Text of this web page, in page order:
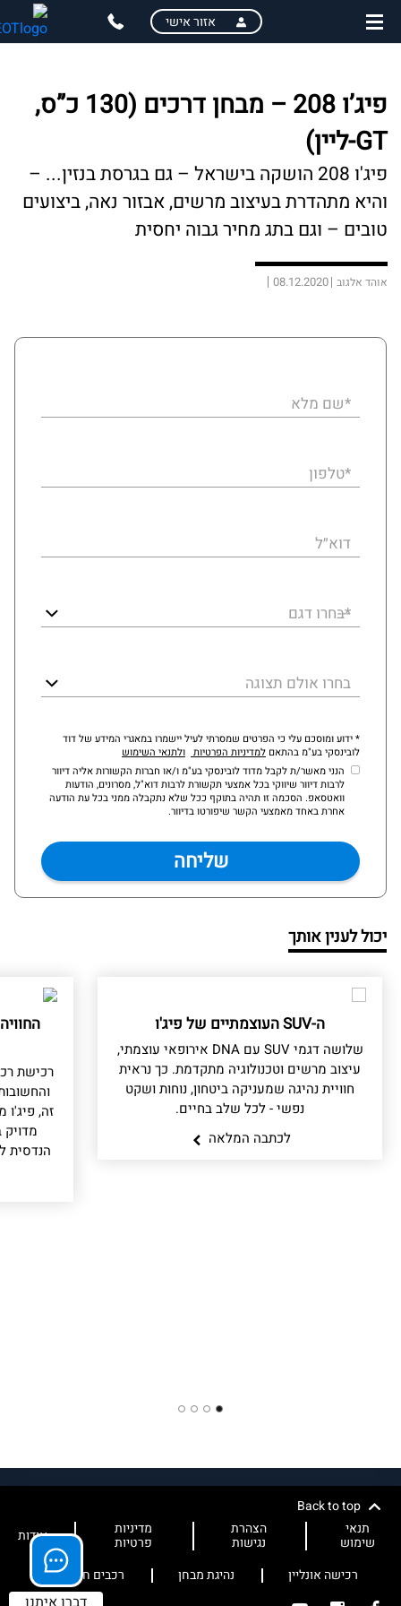
skip
skip
אזור אישי
פיג’ו 208 – מבחן דרכים (130 כ”ס,
GT-ליין)
פיג'ו 208 הושקה בישראל – גם בגרסת בנזין... –
והיא מתהדרת בעיצוב מרשים, אבזור נאה, ביצועים
טובים – וגם בתג מחיר גבוה יחסית
אוהד אלגוב 08.12.2020
*שם מלא
*טלפון
דוא״ל
*בחרו דגם
בחרו אולם תצוגה
* ידוע ומוסכם עלי כי הפרטים שמסרתי לעיל יישמרו במאגרי המידע של דוד
לובינסקי בע"מ בהתאםלמדיניות הפרטיות ולתנאי השימוש
הנני מאשר/ת לקבל מדוד לובינסקי בע"מ ו/או חברות הקשורות אליה דיוור
לרבות דיוור שיווקי בכל אמצעי תקשורת לרבות דוא"ל, מסרונים, הודעות
וואטסאפ. הסכמה זו תהיה בתוקף ככל שלא נתקבלה ממני בכל עת הודעה
אחרת באחד מאמצעי הקשר שיפורטו בדיוור.
יכול לענין אותך
ה-SUV העוצמתיים של פיג'ו
שלושה דגמי SUV עם DNA אירופאי עוצמתי,
עיצוב מרשים וטכנולוגיה מתקדמת. כך נראית
חוויית נהיגה שמעניקה ביטחון, נוחות ושקט
נפשי - לכל שלב בחיים.
לכתבה המלאה
רכישת
זה,
מדויק
הנדסית
1
2
3
4
Back to top
תנאי
שימוש
הצהרת
נגישות
מדיניות
פרטיות אודות
רכישה אונליין נהיגת מבחן רכבים חשמליים